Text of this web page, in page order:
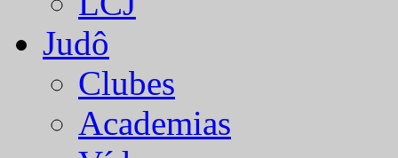
Judô
Clubes
Academias